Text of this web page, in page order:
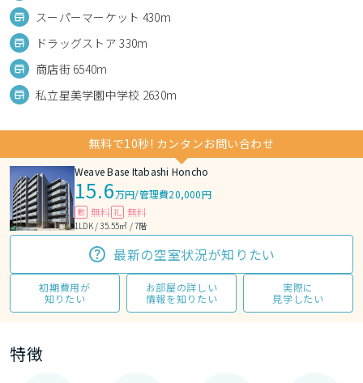
スーパーマーケット 430m
ドラッグストア 330m
商店街 6540m
私立星美学園中学校 2630m
無料で10秒! カンタンお問い合わせ
Weave Base Itabashi Honcho
15.6万円/管理費20,000円
敷 無料 礼 無料
1LDK / 35.55㎡ / 7階
最新の空室状況が知りたい
初期費用が
知りたい
お部屋の詳しい
情報を知りたい
実際に
見学したい
特徴